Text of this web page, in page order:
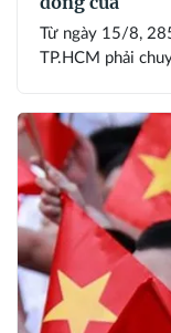
Từ ngày 15/8,
TP.HCM phải